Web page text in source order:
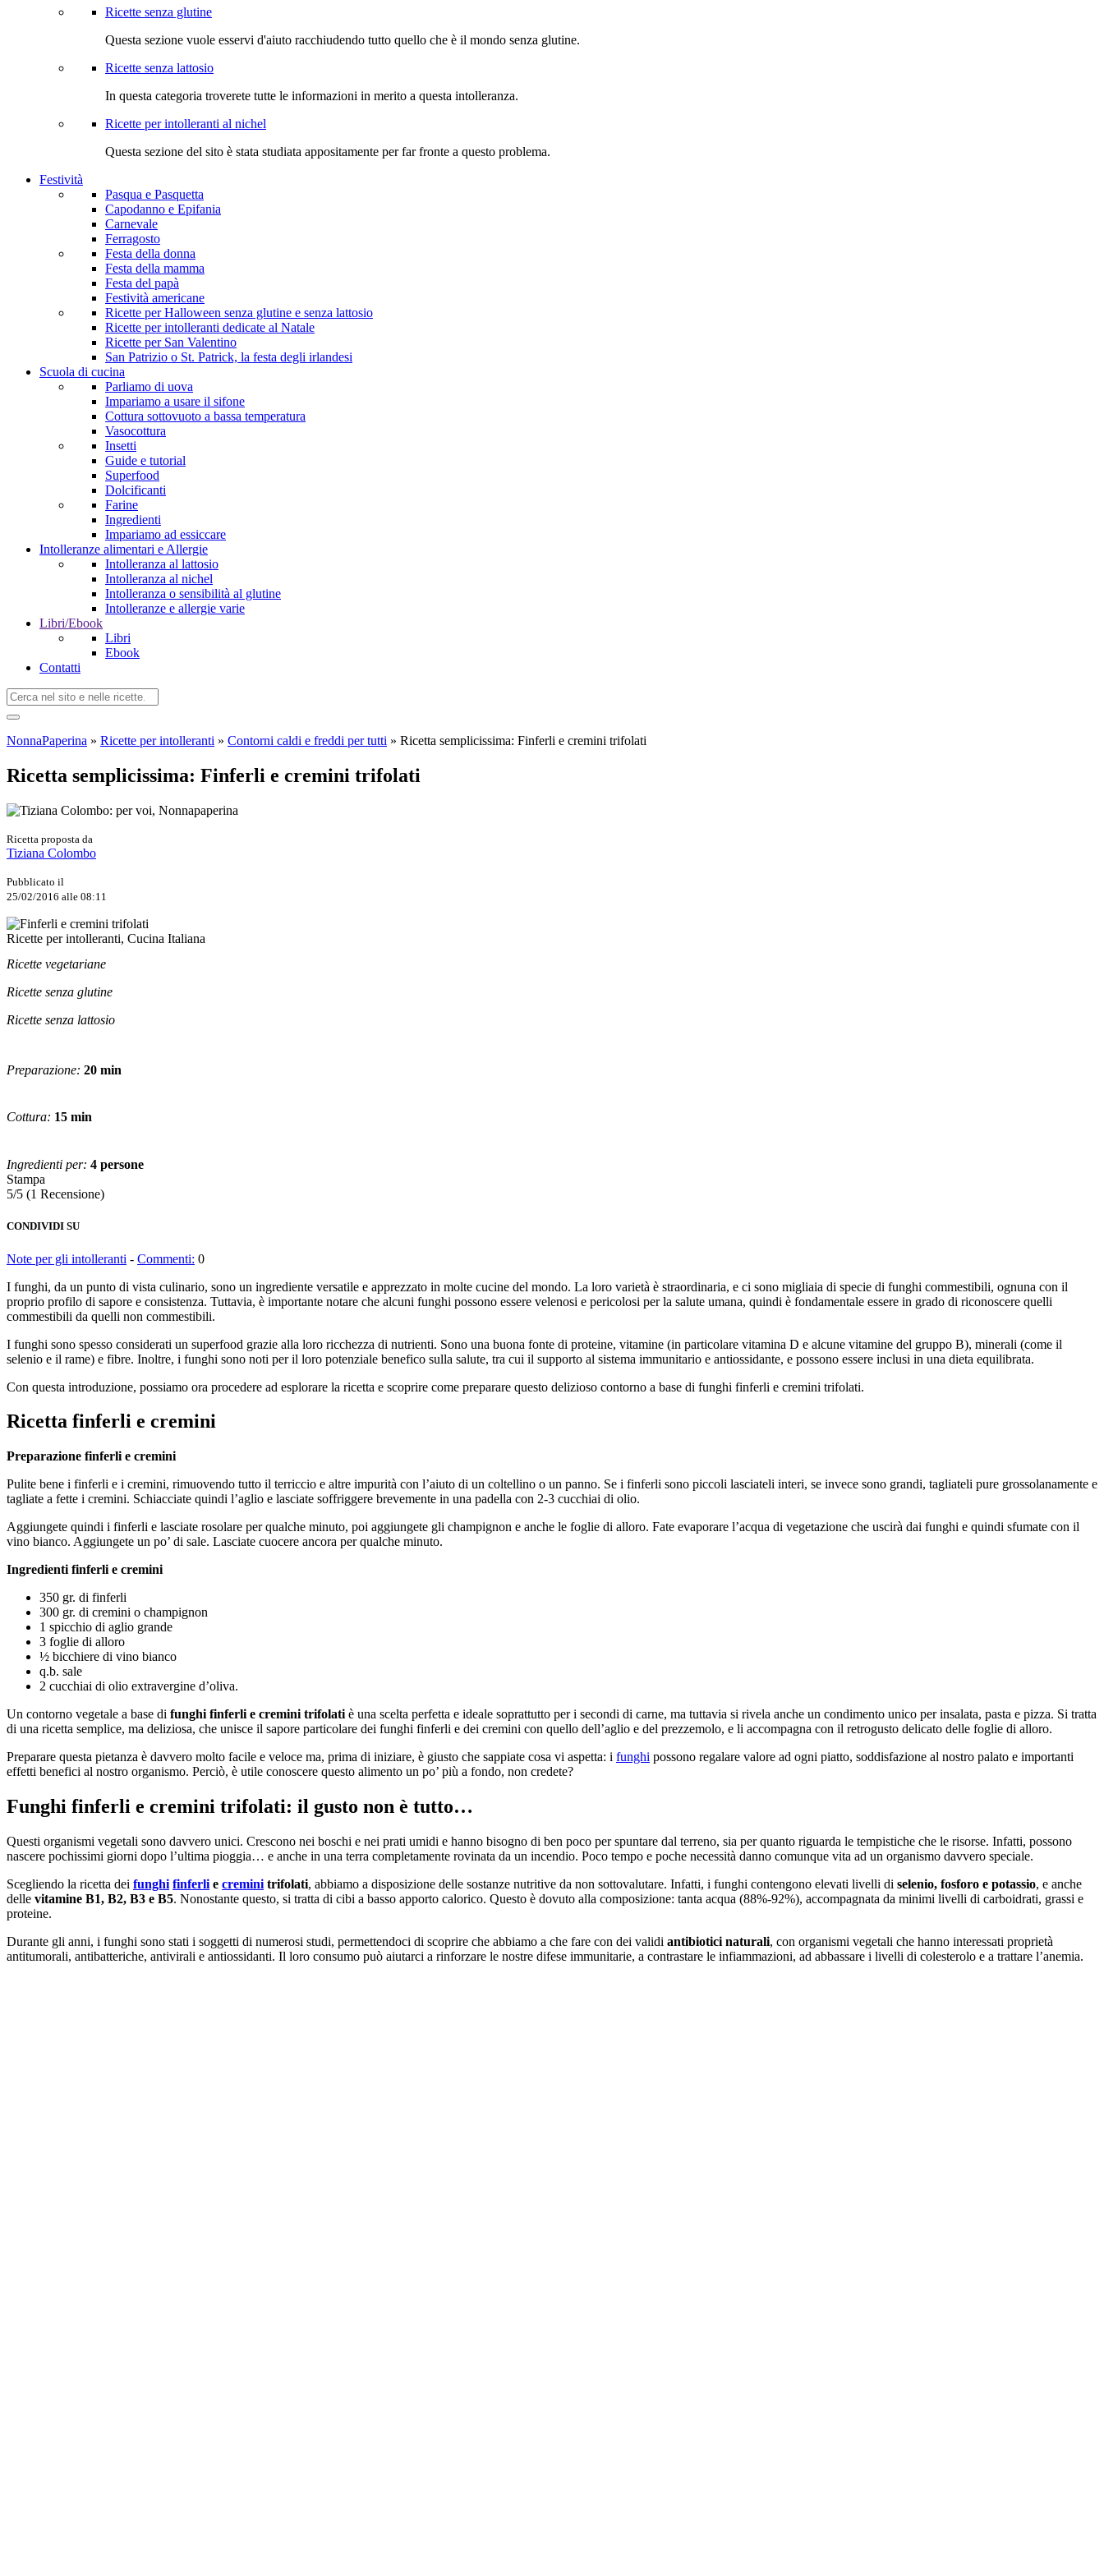
Ricette senza glutine
Questa sezione vuole esservi d'aiuto racchiudendo tutto quello che è il mondo senza glutine.
Ricette senza lattosio
In questa categoria troverete tutte le informazioni in merito a questa intolleranza.
Ricette per intolleranti al nichel
Questa sezione del sito è stata studiata appositamente per far fronte a questo problema.
Festività
Pasqua e Pasquetta
Capodanno e Epifania
Carnevale
Ferragosto
Festa della donna
Festa della mamma
Festa del papà
Festività americane
Ricette per Halloween senza glutine e senza lattosio
Ricette per intolleranti dedicate al Natale
Ricette per San Valentino
San Patrizio o St. Patrick, la festa degli irlandesi
Scuola di cucina
Parliamo di uova
Impariamo a usare il sifone
Cottura sottovuoto a bassa temperatura
Vasocottura
Insetti
Guide e tutorial
Superfood
Dolcificanti
Farine
Ingredienti
Impariamo ad essiccare
Intolleranze alimentari e Allergie
Intolleranza al lattosio
Intolleranza al nichel
Intolleranza o sensibilità al glutine
Intolleranze e allergie varie
Libri/Ebook
Libri
Ebook
Contatti
NonnaPaperina » Ricette per intolleranti » Contorni caldi e freddi per tutti » Ricetta semplicissima: Finferli e cremini trifolati
Ricetta semplicissima: Finferli e cremini trifolati
Ricetta proposta da
Tiziana Colombo
Pubblicato il
25/02/2016 alle 08:11
Ricette per intolleranti, Cucina Italiana
Ricette vegetariane
Ricette senza glutine
Ricette senza lattosio
Preparazione: 20 min
Cottura: 15 min
Ingredienti per: 4 persone
Stampa
5/5 (1 Recensione)
CONDIVIDI SU
Note per gli intolleranti - Commenti: 0
I funghi, da un punto di vista culinario, sono un ingrediente versatile e apprezzato in molte cucine del mondo. La loro varietà è straordinaria, e ci sono migliaia di specie di funghi commestibili, ognuna con il
proprio profilo di sapore e consistenza. Tuttavia, è importante notare che alcuni funghi possono essere velenosi e pericolosi per la salute umana, quindi è fondamentale essere in grado di riconoscere quelli
commestibili da quelli non commestibili.
I funghi sono spesso considerati un superfood grazie alla loro ricchezza di nutrienti. Sono una buona fonte di proteine, vitamine (in particolare vitamina D e alcune vitamine del gruppo B), minerali (come il
selenio e il rame) e fibre. Inoltre, i funghi sono noti per il loro potenziale benefico sulla salute, tra cui il supporto al sistema immunitario e antiossidante, e possono essere inclusi in una dieta equilibrata.
Con questa introduzione, possiamo ora procedere ad esplorare la ricetta e scoprire come preparare questo delizioso contorno a base di funghi finferli e cremini trifolati.
Ricetta finferli e cremini
Preparazione finferli e cremini
Pulite bene i finferli e i cremini, rimuovendo tutto il terriccio e altre impurità con l’aiuto di un coltellino o un panno. Se i finferli sono piccoli lasciateli interi, se invece sono grandi, tagliateli pure grossolanamente e
tagliate a fette i cremini. Schiacciate quindi l’aglio e lasciate soffriggere brevemente in una padella con 2-3 cucchiai di olio.
Aggiungete quindi i finferli e lasciate rosolare per qualche minuto, poi aggiungete gli champignon e anche le foglie di alloro. Fate evaporare l’acqua di vegetazione che uscirà dai funghi e quindi sfumate con il
vino bianco. Aggiungete un po’ di sale. Lasciate cuocere ancora per qualche minuto.
Ingredienti finferli e cremini
350 gr. di finferli
300 gr. di cremini o champignon
1 spicchio di aglio grande
3 foglie di alloro
½ bicchiere di vino bianco
q.b. sale
2 cucchiai di olio extravergine d’oliva.
Un contorno vegetale a base di funghi finferli e cremini trifolati è una scelta perfetta e ideale soprattutto per i secondi di carne, ma tuttavia si rivela anche un condimento unico per insalata, pasta e pizza. Si tratta
di una ricetta semplice, ma deliziosa, che unisce il sapore particolare dei funghi finferli e dei cremini con quello dell’aglio e del prezzemolo, e li accompagna con il retrogusto delicato delle foglie di alloro.
Preparare questa pietanza è davvero molto facile e veloce ma, prima di iniziare, è giusto che sappiate cosa vi aspetta: i funghi possono regalare valore ad ogni piatto, soddisfazione al nostro palato e importanti
effetti benefici al nostro organismo. Perciò, è utile conoscere questo alimento un po’ più a fondo, non credete?
Funghi finferli e cremini trifolati: il gusto non è tutto…
Questi organismi vegetali sono davvero unici. Crescono nei boschi e nei prati umidi e hanno bisogno di ben poco per spuntare dal terreno, sia per quanto riguarda le tempistiche che le risorse. Infatti, possono
nascere pochissimi giorni dopo l’ultima pioggia… e anche in una terra completamente rovinata da un incendio. Poco tempo e poche necessità danno comunque vita ad un organismo davvero speciale.
Scegliendo la ricetta dei funghi finferli e cremini trifolati, abbiamo a disposizione delle sostanze nutritive da non sottovalutare. Infatti, i funghi contengono elevati livelli di selenio, fosforo e potassio, e anche
delle vitamine B1, B2, B3 e B5. Nonostante questo, si tratta di cibi a basso apporto calorico. Questo è dovuto alla composizione: tanta acqua (88%-92%), accompagnata da minimi livelli di carboidrati, grassi e
proteine.
Durante gli anni, i funghi sono stati i soggetti di numerosi studi, permettendoci di scoprire che abbiamo a che fare con dei validi antibiotici naturali, con organismi vegetali che hanno interessati proprietà
antitumorali, antibatteriche, antivirali e antiossidanti. Il loro consumo può aiutarci a rinforzare le nostre difese immunitarie, a contrastare le infiammazioni, ad abbassare i livelli di colesterolo e a trattare l’anemia.